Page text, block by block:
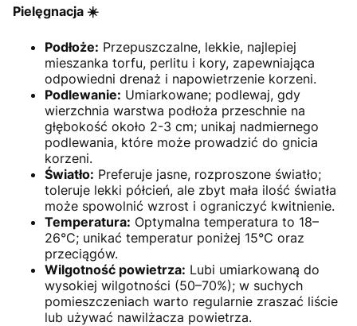
Pielęgnacja ☀️
Podłoże: Przepuszczalne, lekkie, najlepiej
mieszanka torfu, perlitu i kory, zapewniająca
odpowiedni drenaż i napowietrzenie korzeni.
Podlewanie: Umiarkowane; podlewaj, gdy
wierzchnia warstwa podłoża przeschnie na
głębokość około 2-3 cm; unikaj nadmiernego
podlewania, które może prowadzić do gnicia
korzeni.
Światło: Preferuje jasne, rozproszone światło;
toleruje lekki półcień, ale zbyt mała ilość światła
może spowolnić wzrost i ograniczyć kwitnienie.
Temperatura: Optymalna temperatura to 18–
26°C; unikać temperatur poniżej 15°C oraz
przeciągów.
Wilgotność powietrza: Lubi umiarkowaną do
wysokiej wilgotności (50–70%); w suchych
pomieszczeniach warto regularnie zraszać liście
lub używać nawilżacza powietrza.